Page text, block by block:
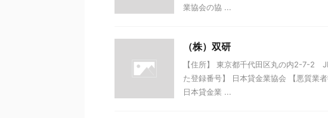
業協会の協 ...
（株）双研
【住所】 東京都千代田区丸の内2-7-2
た登録番号】 日本貸金業協会 【悪質業
日本貸金業 ...